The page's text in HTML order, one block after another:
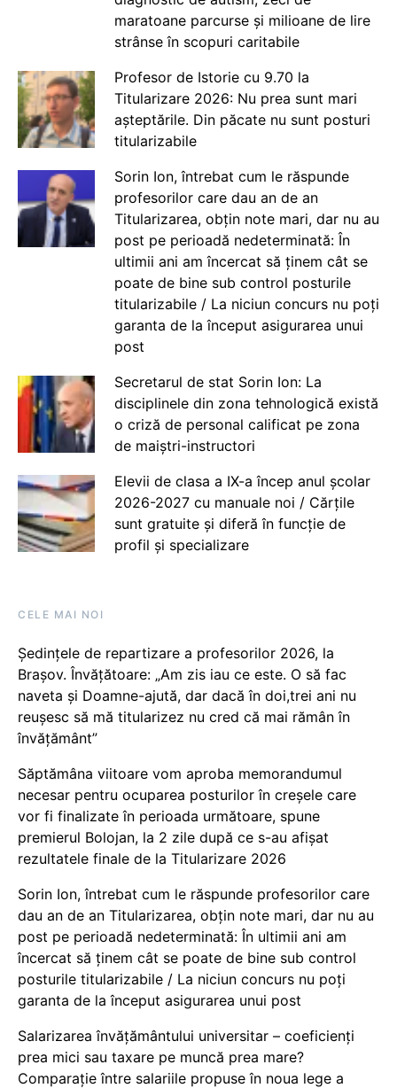
maratoane parcurse și milioane de lire
strânse în scopuri caritabile
Profesor de Istorie cu 9.70 la
Titularizare 2026: Nu prea sunt mari
așteptările. Din păcate nu sunt posturi
titularizabile
Sorin Ion, întrebat cum le răspunde
profesorilor care dau an de an
Titularizarea, obțin note mari, dar nu au
post pe perioadă nedeterminată: În
ultimii ani am încercat să ținem cât se
poate de bine sub control posturile
titularizabile / La niciun concurs nu poți
garanta de la început asigurarea unui
post
Secretarul de stat Sorin Ion: La
disciplinele din zona tehnologică există
o criză de personal calificat pe zona
de maiștri-instructori
Elevii de clasa a IX-a încep anul școlar
2026-2027 cu manuale noi / Cărțile
sunt gratuite și diferă în funcție de
profil și specializare
CELE MAI NOI
Ședințele de repartizare a profesorilor 2026, la
Brașov. Învățătoare: „Am zis iau ce este. O să fac
naveta și Doamne-ajută, dar dacă în doi,trei ani nu
reușesc să mă titularizez nu cred că mai rămân în
învățământ”
Săptămâna viitoare vom aproba memorandumul
necesar pentru ocuparea posturilor în creșele care
vor fi finalizate în perioada următoare, spune
premierul Bolojan, la 2 zile după ce s-au afișat
rezultatele finale de la Titularizare 2026
Sorin Ion, întrebat cum le răspunde profesorilor care
dau an de an Titularizarea, obțin note mari, dar nu au
post pe perioadă nedeterminată: În ultimii ani am
încercat să ținem cât se poate de bine sub control
posturile titularizabile / La niciun concurs nu poți
garanta de la început asigurarea unui post
Salarizarea învățământului universitar – coeficienți
prea mici sau taxare pe muncă prea mare?
Comparație între salariile propuse în noua lege a